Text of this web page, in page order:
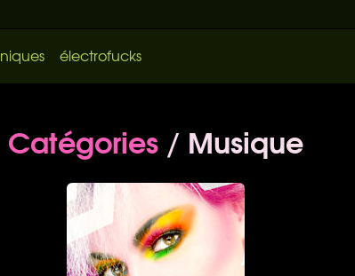
électrofucks
Catégories / Musique